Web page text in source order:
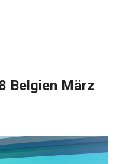
Belgien März